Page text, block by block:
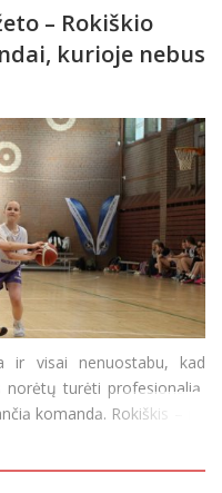
– Rokiškio
kurioje nebus
ir visai nenuostabu, kad
norėtų turėti profesionalią,
komandą. Rokiškis – ne